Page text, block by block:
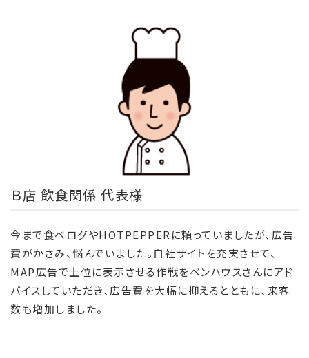
Ｂ店 飲食関係 代表様
今まで食べログやHOTPEPPERに頼っていましたが、広告
費がかさみ、悩んでいました。自社サイトを充実させて、
MAP広告で上位に表示させる作戦をベンハウスさんにアド
バイスしていただき、広告費を大幅に抑えるとともに、来客
数も増加しました。